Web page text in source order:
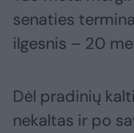
senaties
ilgesnis – 20
Dėl pradinių
nekaltas ir po